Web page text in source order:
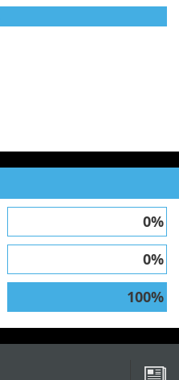
0%
0%
100%